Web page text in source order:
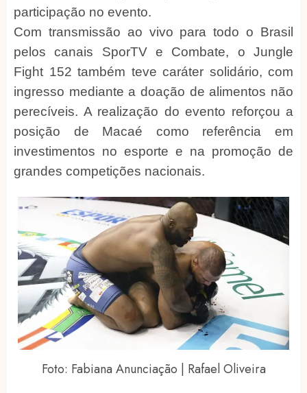
participação no evento.
Com transmissão ao vivo para todo o Brasil
pelos canais SporTV e Combate, o Jungle
Fight 152 também teve caráter solidário, com
ingresso mediante a doação de alimentos não
perecíveis. A realização do evento reforçou a
posição de Macaé como referência em
investimentos no esporte e na promoção de
grandes competições nacionais.
Foto: Fabiana Anunciação | Rafael Oliveira